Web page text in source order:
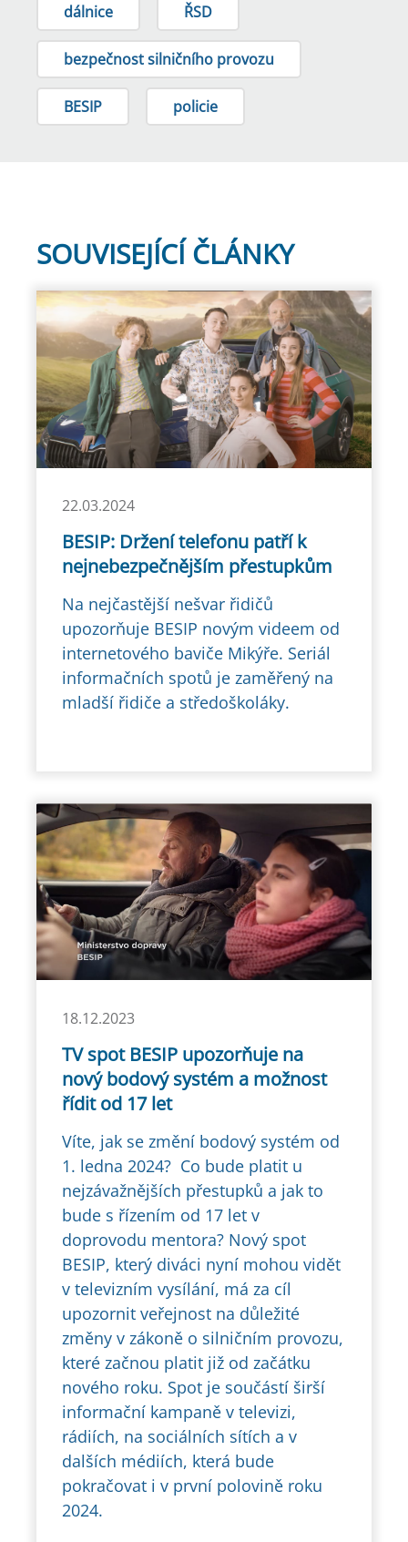
dálnice ŘSD
bezpečnost silničního provozu
BESIP policie
SOUVISEJÍCÍ ČLÁNKY
22.03.2024
BESIP: Držení telefonu patří k
nejnebezpečnějším přestupkům
Na nejčastější nešvar řidičů
upozorňuje BESIP novým videem od
internetového baviče Mikýře. Seriál
informačních spotů je zaměřený na
mladší řidiče a středoškoláky.
18.12.2023
TV spot BESIP upozorňuje na
nový bodový systém a možnost
řídit od 17 let
Víte, jak se změní bodový systém od
1. ledna 2024? Co bude platit u
nejzávažnějších přestupků a jak to
bude s řízením od 17 let v
doprovodu mentora? Nový spot
BESIP, který diváci nyní mohou vidět
v televizním vysílání, má za cíl
upozornit veřejnost na důležité
změny v zákoně o silničním provozu,
které začnou platit již od začátku
nového roku. Spot je součástí širší
informační kampaně v televizi,
rádiích, na sociálních sítích a v
dalších médiích, která bude
pokračovat i v první polovině roku
2024.